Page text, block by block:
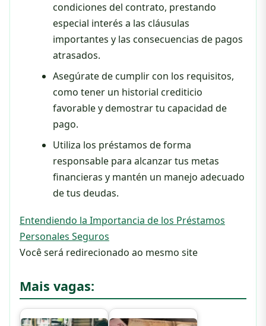
condiciones del contrato, prestando
especial interés a las cláusulas
importantes y las consecuencias de pagos
atrasados.
Asegúrate de cumplir con los requisitos,
como tener un historial crediticio
favorable y demostrar tu capacidad de
pago.
Utiliza los préstamos de forma
responsable para alcanzar tus metas
financieras y mantén un manejo adecuado
de tus deudas.
Entendiendo la Importancia de los Préstamos
Personales Seguros
Você será redirecionado ao mesmo site
Mais vagas: